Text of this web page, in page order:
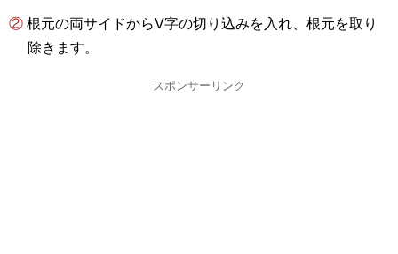
② 根元の両サイドからV字の切り込みを入れ、根元を取り
除きます。
スポンサーリンク